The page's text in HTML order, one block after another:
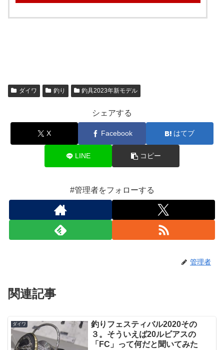
ダイワ 釣り 釣具2023年新モデル
シェアする
X Facebook はてブ
LINE コピー
#管理者をフォローする
管理者
関連記事
ダイワ
釣りフェスティバル2020その
３。そういえば20ルビアスの
「FC」って何だと聞いてみた